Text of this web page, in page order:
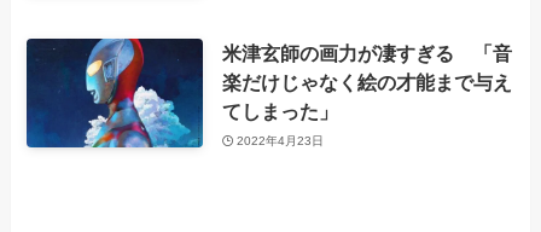
米津玄師の画力が凄すぎる 「音
楽だけじゃなく絵の才能まで与え
てしまった」
2022年4月23日